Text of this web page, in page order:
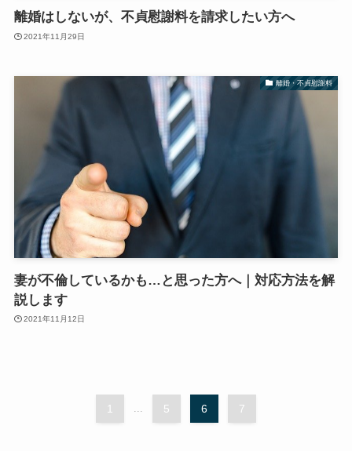
離婚はしないが、不貞慰謝料を請求したい方へ
2021年11月29日
離婚・不貞慰謝料
妻が不倫しているかも…と思った方へ｜対応方法を解
説します
2021年11月12日
1 5 6 7